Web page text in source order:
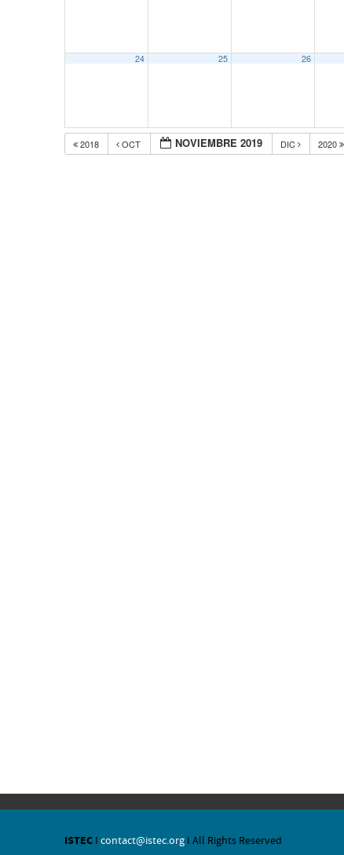
24 25 26
2018 OCT NOVIEMBRE 2019 DIC 2020
ISTEC I contact@istec.org I All Rights Reserved